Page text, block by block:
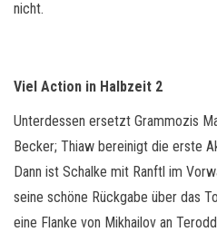
nicht.
Viel Action in Halbzeit 2
Unterdessen ersetzt Grammozis
Becker; Thiaw bereinigt die erste
Dann ist Schalke mit Ranftl im
seine schöne Rückgabe über das
eine Flanke von Mikhailov an